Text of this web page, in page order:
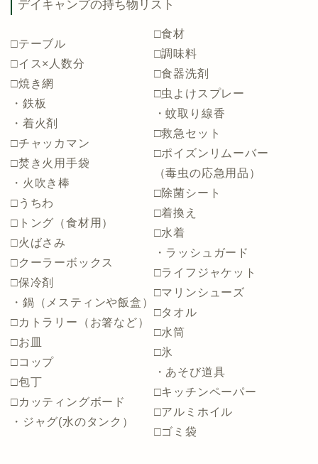
デイキャンプの持ち物リスト
□テーブル
□イス×人数分
□焼き網
・鉄板
・着火剤
□チャッカマン
□焚き火用手袋
・火吹き棒
□うちわ
□トング（食材用）
□火ばさみ
□クーラーボックス
□保冷剤
・鍋（メスティンや飯盒）
□カトラリー（お箸など）
□お皿
□コップ
□包丁
□カッティングボード
・ジャグ(水のタンク）
□食材
□調味料
□食器洗剤
□虫よけスプレー
・蚊取り線香
□救急セット
□ポイズンリムーバー
（毒虫の応急用品）
□除菌シート
□着換え
□水着
・ラッシュガード
□ライフジャケット
□マリンシューズ
□タオル
□水筒
□氷
・あそび道具
□キッチンペーパー
□アルミホイル
□ゴミ袋